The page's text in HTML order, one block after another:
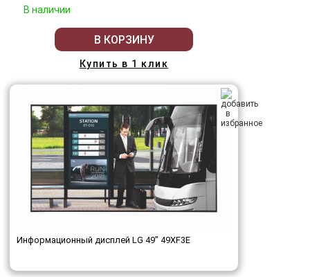
В наличии
В КОРЗИНУ
Купить в 1 клик
Информационный дисплей LG 49" 49XF3E